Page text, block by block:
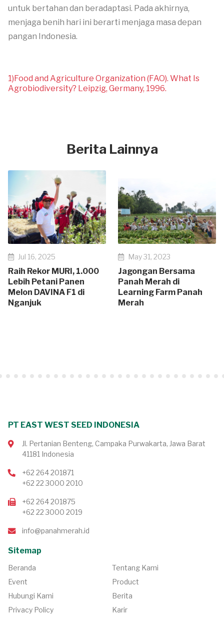
untuk bertahan dan beradaptasi. Pada akhirnya,
menjaga benih hari ini berarti menjaga masa depan
pangan Indonesia.
1)Food and Agriculture Organization (FAO). What Is
Agrobiodiversity? Leipzig, Germany, 1996.
Berita Lainnya
Jul 16, 2025
Raih Rekor MURI, 1.000
Lebih Petani Panen
Melon DAVINA F1 di
Nganjuk
May 31, 2023
Jagongan Bersama
Panah Merah di
Learning Farm Panah
Merah
PT EAST WEST SEED INDONESIA
Jl. Pertanian Benteng, Campaka Purwakarta, Jawa Barat
41181 Indonesia
+62 264 201871
+62 22 3000 2010
+62 264 201875
+62 22 3000 2019
info@panahmerah.id
Sitemap
Beranda
Tentang Kami
Event
Product
Hubungi Kami
Berita
Privacy Policy
Karir